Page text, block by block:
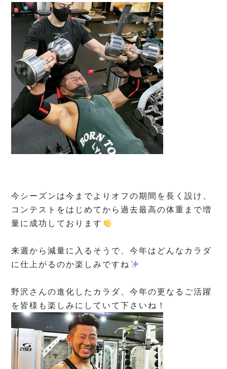
今シーズンは今までよりオフの期間を長く設け、
コンテストをはじめてから過去最高の体重まで増
量に成功しております
来週から減量に入るそうで、今年はどんなカラダ
に仕上がるのか楽しみですね
野沢さんの進化したカラダ、今年の更なるご活躍
を皆様も楽しみにしていて下さいね！